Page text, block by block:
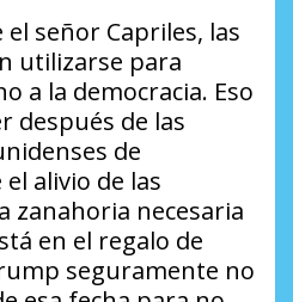
señor Capriles, las
utilizarse para
a la democracia. Eso
después de las
de
alivio de las
zanahoria necesaria
en el regalo de
seguramente no